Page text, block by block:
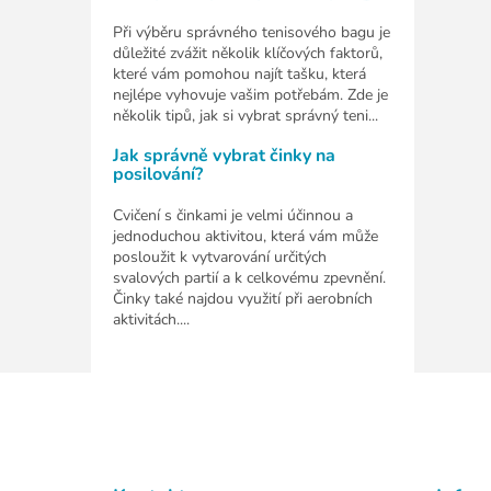
Při výběru správného tenisového bagu je
důležité zvážit několik klíčových faktorů,
které vám pomohou najít tašku, která
nejlépe vyhovuje vašim potřebám. Zde je
několik tipů, jak si vybrat správný teni...
Jak správně vybrat činky na
posilování?
Cvičení s činkami je velmi účinnou a
jednoduchou aktivitou, která vám může
posloužit k vytvarování určitých
svalových partií a k celkovému zpevnění.
Činky také najdou využití při aerobních
aktivitách....